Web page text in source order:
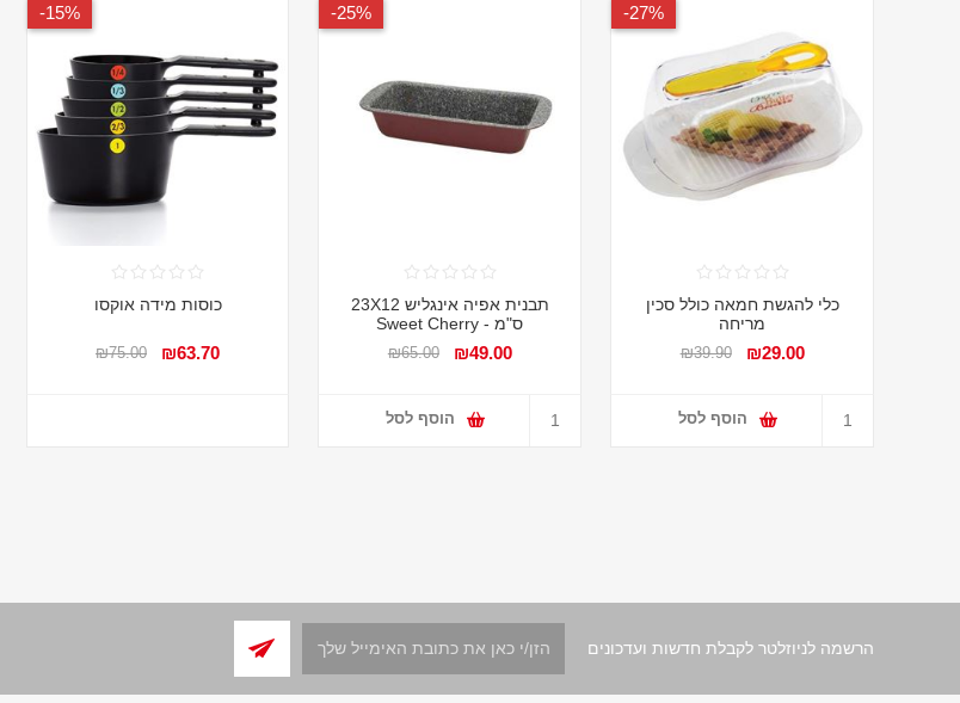
27%-
כלי להגשת חמאה כולל סכין
מריחה
₪29.00
₪39.90
הוסף לסל
25%-
תבנית אפיה אינגליש 23X12
ס"מ - Sweet Cherry
₪49.00
₪65.00
הוסף לסל
15%-
כוסות מידה אוקסו
₪63.70
₪75.00
הרשמה לניוזלטר לקבלת חדשות ועדכונים